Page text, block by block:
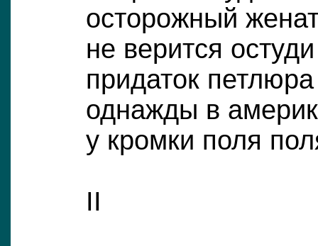
осторожный
не верится
придаток
однажды в
у кромки поля
II